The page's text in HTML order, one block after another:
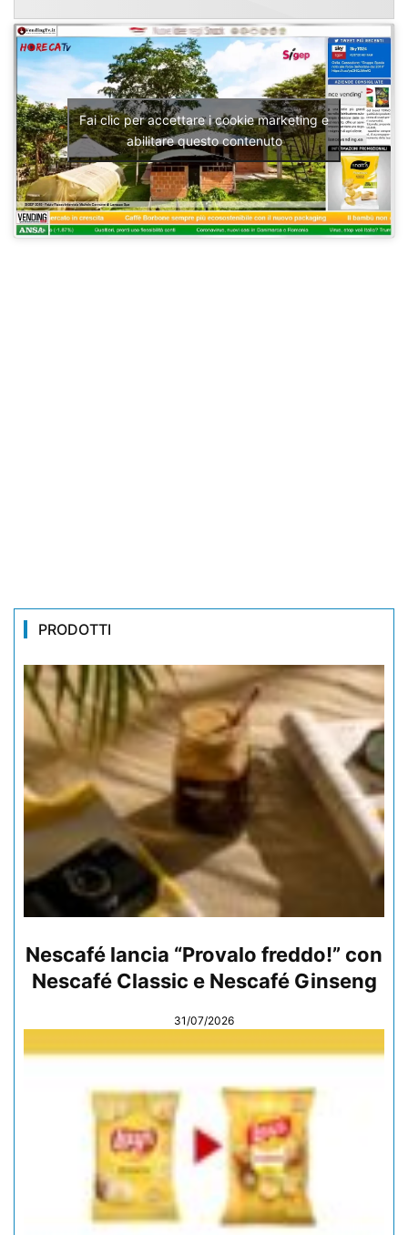
Fai clic per accettare i cookie marketing e
abilitare questo contenuto
PRODOTTI
Nescafé lancia “Provalo freddo!” con
Nescafé Classic e Nescafé Ginseng
31/07/2026